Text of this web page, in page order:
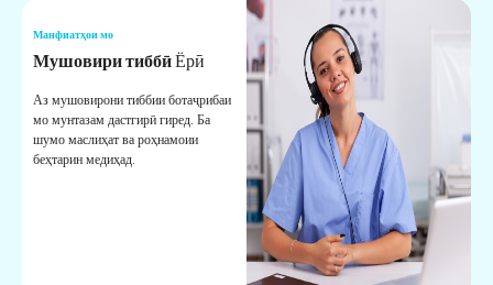
Манфиатҳои мо
Мушовири тиббӣЁрӣ
Аз мушовирони тиббии ботаҷрибаи
мо мунтазам дастгирӣ гиред. Ба
шумо маслиҳат ва роҳнамоии
беҳтарин медиҳад.